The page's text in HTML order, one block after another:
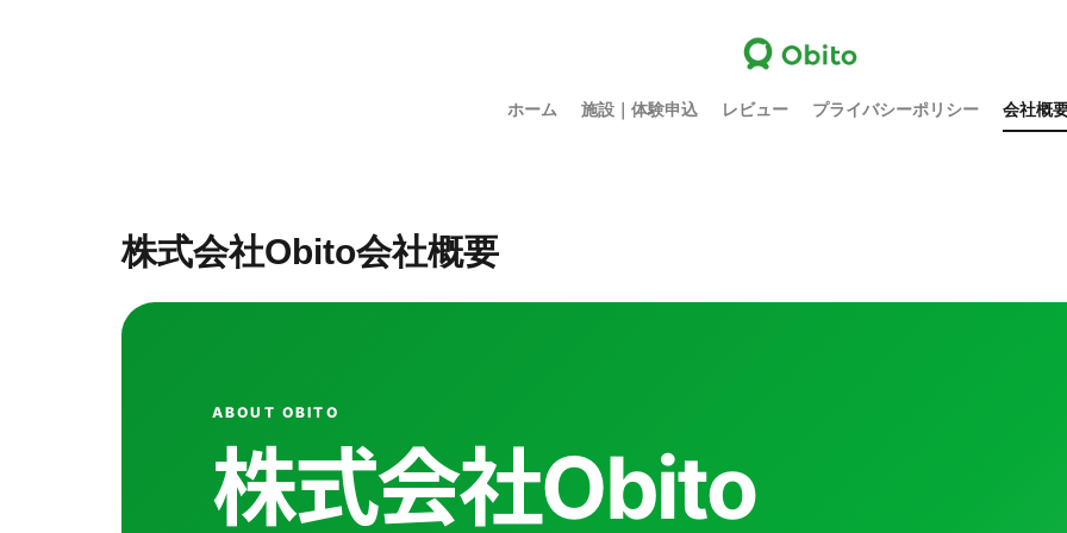
ホーム 施設｜体験申込 レビュー プライバシーポリシー 会社概
株式会社Obito会社概要
ABOUT OBITO
株式会社Obito